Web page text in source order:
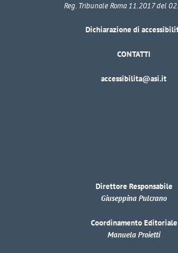
Reg. Tribunale Roma 11.2017 del
Dichiarazione di
CONTATTI
accessibilita@asi.it
Direttore Responsabile
Giuseppina Pulcrano
Coordinamento Editoriale
Manuela Proietti